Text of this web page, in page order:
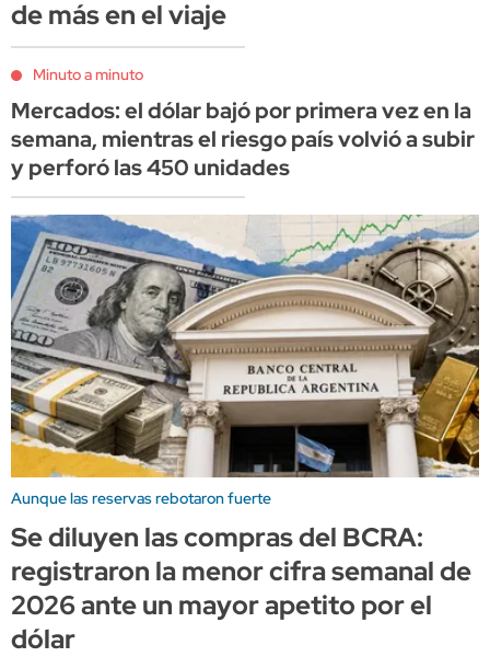
de más en el viaje
Minuto a minuto
Mercados: el dólar bajó por primera vez en la
semana, mientras el riesgo país volvió a subir
y perforó las 450 unidades
Aunque las reservas rebotaron fuerte
Se diluyen las compras del BCRA:
registraron la menor cifra semanal de
2026 ante un mayor apetito por el
dólar